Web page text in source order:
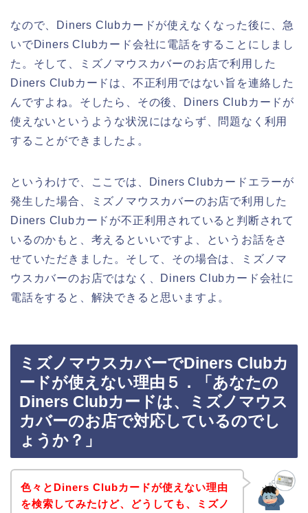
なので、Diners Clubカードが使えなくなった後に、急
いでDiners Clubカード会社に電話をすることにしまし
た。そして、ミズノマウスカバーのお店で利用した
Diners Clubカードは、不正利用ではない旨を連絡した
んですよね。そしたら、その後、Diners Clubカードが
使えないというような状況にはならず、問題なく利用
することができましたよ。
というわけで、ここでは、Diners Clubカードエラーが
発生した場合、ミズノマウスカバーのお店で利用した
Diners Clubカードが不正利用されていると判断されて
いるのかもと、考えるといいですよ、というお話をさ
せていただきました。そして、その場合は、ミズノマ
ウスカバーのお店ではなく、Diners Clubカード会社に
電話をすると、解決できると思いますよ。
ミズノマウスカバーでDiners Clubカ
ードが使えない理由５．「あなたの
Diners Clubカードは、ミズノマウス
カバーのお店で対応しているのでし
ょうか？」
色々とDiners Clubカードが使えない理由
を検索してみたけど、どうしても、ミズノ